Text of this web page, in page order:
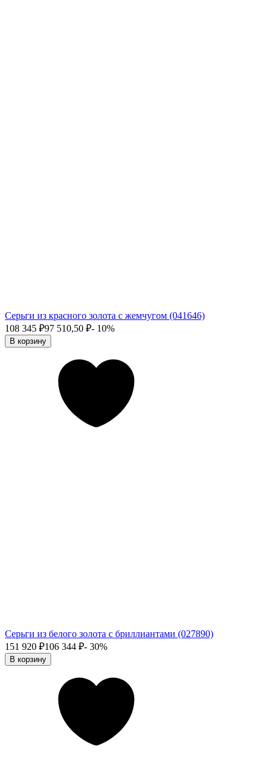
Серьги из красного золота с жемчугом (041646)
108 345 ₽97 510,50 ₽- 10%
В корзину
Серьги из белого золота с бриллиантами (027890)
151 920 ₽106 344 ₽- 30%
В корзину